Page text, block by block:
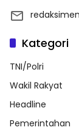
Kategori
TNI/Polri
Wakil Rakyat
Headline
Pemerintahan